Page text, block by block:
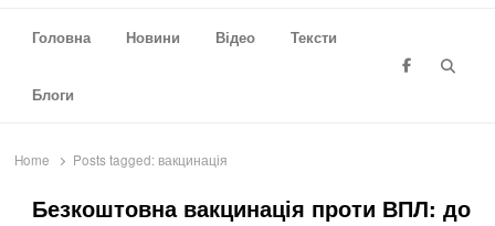
Головна
Новини Відео Тексти
Блоги
Home Posts tagged: вакцинація
Безкоштовна вакцинація проти ВПЛ: до